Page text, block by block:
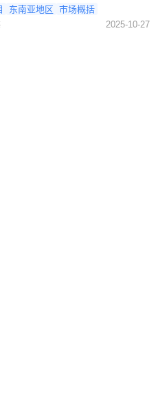
东南亚地区 市场概括
2025-10-27